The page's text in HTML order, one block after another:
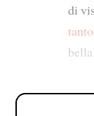
di
tanto
bella.